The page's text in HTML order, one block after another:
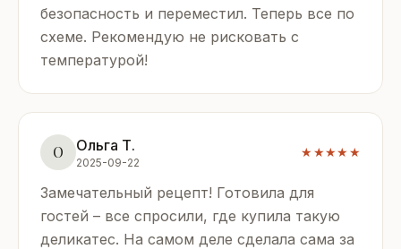
безопасность и переместил. Теперь все по
схеме. Рекомендую не рисковать с
температурой!
О Ольга Т.
2025-09-22
★★★★★
Замечательный рецепт! Готовила для
гостей – все спросили, где купила такую
деликатес. На самом деле сделала сама за